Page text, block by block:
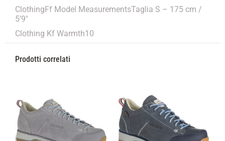
ClothingFf Model MeasurementsTaglia S – 175 cm /
5’9″
Clothing Kf Warmth10
Prodotti correlati